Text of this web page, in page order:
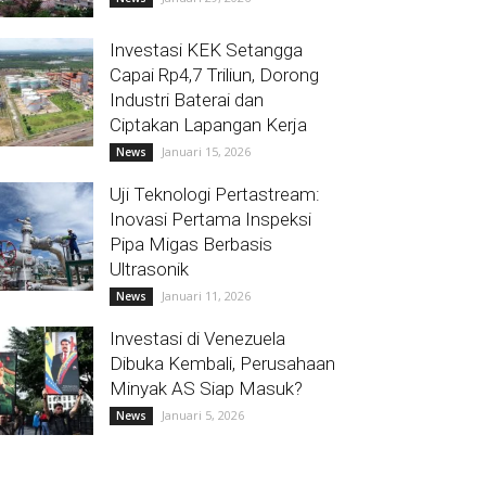
Investasi KEK Setangga
Capai Rp4,7 Triliun, Dorong
Industri Baterai dan
Ciptakan Lapangan Kerja
News Januari 15, 2026
Uji Teknologi Pertastream:
Inovasi Pertama Inspeksi
Pipa Migas Berbasis
Ultrasonik
News Januari 11, 2026
Investasi di Venezuela
Dibuka Kembali, Perusahaan
Minyak AS Siap Masuk?
News Januari 5, 2026